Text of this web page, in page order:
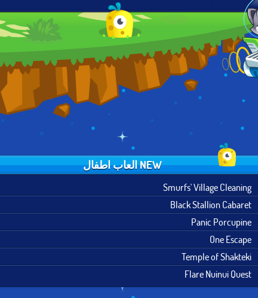
TMNT VS
RANGERS:
ROUND 2
POWER RANGERS
SUPER SAMURAI
TRANSFORMATION
LI'L GIDEON
SHRINKS BACK
NEW العاب اطفال
Smurfs' Village Cleaning
Black Stallion Cabaret
Panic Porcupine
One Escape
Temple of Shakteki
Flare Nuinui Quest